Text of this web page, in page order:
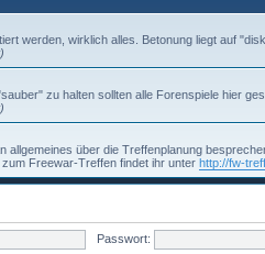
werden, wirklich alles. Betonung liegt auf
zu halten sollten alle Forenspiele hier
allgemeines über die Treffenplanung
Freewar-Treffen findet ihr unter http://fw-
Passwort: